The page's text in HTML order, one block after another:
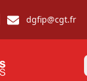
dgfip@cgt.fr